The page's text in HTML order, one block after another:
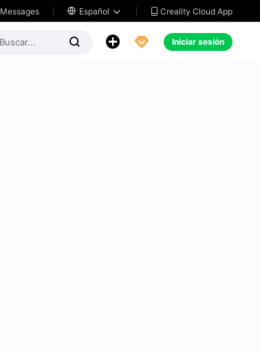
Messages  Español   Creality Cloud App
   Iniciar sesión